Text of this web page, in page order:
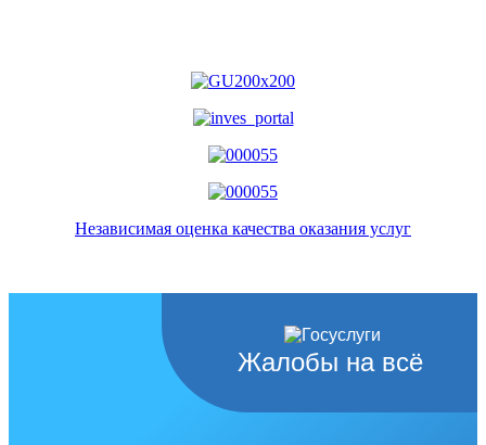
Независимая оценка качества оказания услуг
Жалобы на всё